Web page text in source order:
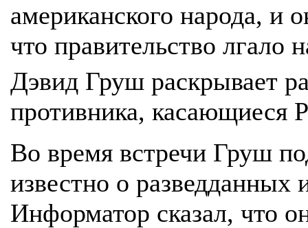
американского народа, и
что правительство лгало
Дэвид Груш раскрывает
противника, касающиеся
Во время встречи Груш
известно о разведданных
Информатор сказал, что